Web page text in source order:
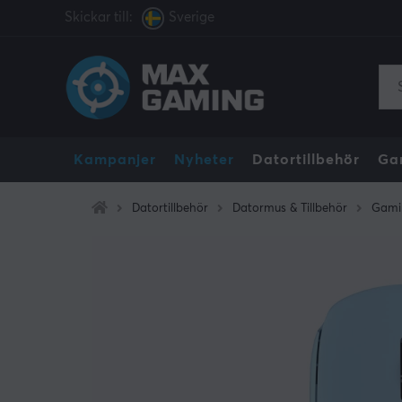
Skickar till: Sverige
Kampanjer Nyheter Datortillbehör
Datortillbehör Datormus & Tillbehör